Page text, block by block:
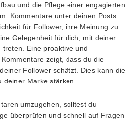
und die Pflege einer engagierten
Kommentare unter deinen Posts
für Follower, ihre Meinung zu
Gelegenheit für dich, mit deiner
Eine proaktive und
zeigt, dass du die
Follower schätzt. Dies kann die
deiner Marke stärken.
umzugehen, solltest du
überprüfen und schnell auf Fragen